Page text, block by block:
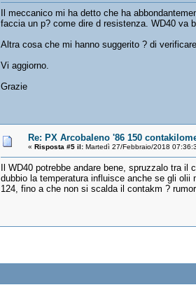
Il meccanico mi ha detto che ha
faccia un p? come dire d resistenza. WD40 va
Altra cosa che mi hanno suggerito ? di
Vi aggiorno.
Grazie
Re: PX Arcobaleno '86 150
« Risposta #5 il: Martedì 27/Febbraio/2018
Il WD40 potrebbe andare bene, spruzzalo tra
dubbio la temperatura influisce anche se gli
124, fino a che non si scalda il contakm ?